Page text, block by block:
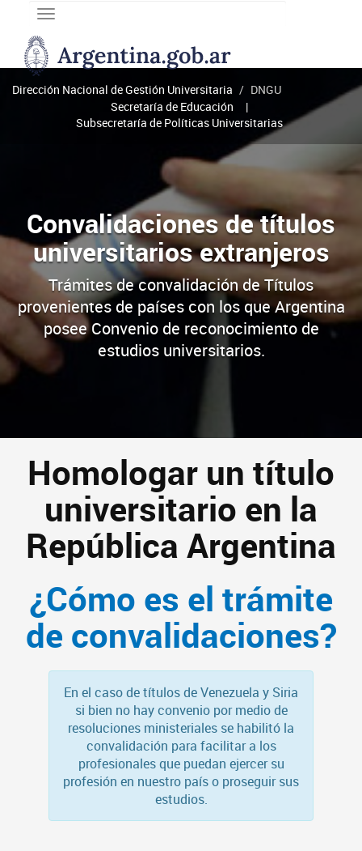
DNGU
Dirección
de
Universitaria
Dirección Nacional de Gestión Universitaria
DNGU
Secretaría de Educación
Subsecretaría de Políticas Universitarias
Convalidaciones de títulos
universitarios extranjeros
Trámites de convalidación de Títulos
provenientes de países con los que Argentina
posee Convenio de reconocimiento de
estudios universitarios.
Homologar un título
universitario en la
República Argentina
¿Cómo es el trámite
de convalidaciones?
En el caso de títulos de Venezuela y Siria
si bien no hay convenio por medio de
resoluciones ministeriales se habilitó la
convalidación para facilitar a los
profesionales que puedan ejercer su
profesión en nuestro país o proseguir sus
estudios.